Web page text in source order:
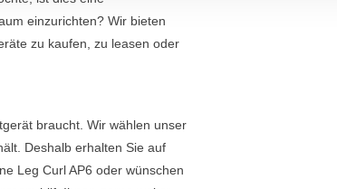
einzurichten? Wir bieten
zu kaufen, zu leasen oder
braucht. Wir wählen unser
Deshalb erhalten Sie auf
Leg Curl AP6 oder wünschen